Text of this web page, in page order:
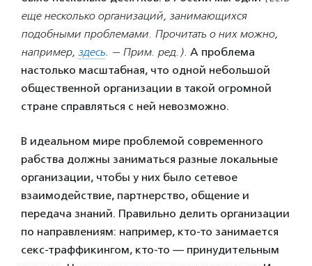
еще несколько организаций, занимающихся
подобными проблемами. Прочитать о них можно,
например, здесь. — Прим. ред.). А проблема
настолько масштабная, что одной небольшой
общественной организации в такой огромной
стране справляться с ней невозможно.
В идеальном мире проблемой современного
рабства должны заниматься разные локальные
организации, чтобы у них было сетевое
взаимодействие, партнерство, общение и
передача знаний. Правильно делить организации
по направлениям: например, кто-то занимается
секс-траффикингом, кто-то — принудительным